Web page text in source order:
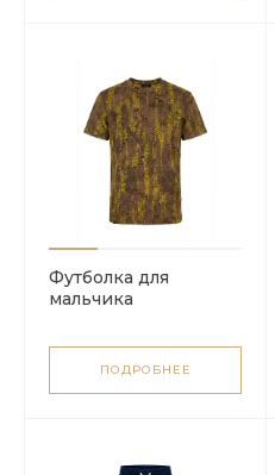
Футболка для
мальчика
ПОДРОБНЕЕ